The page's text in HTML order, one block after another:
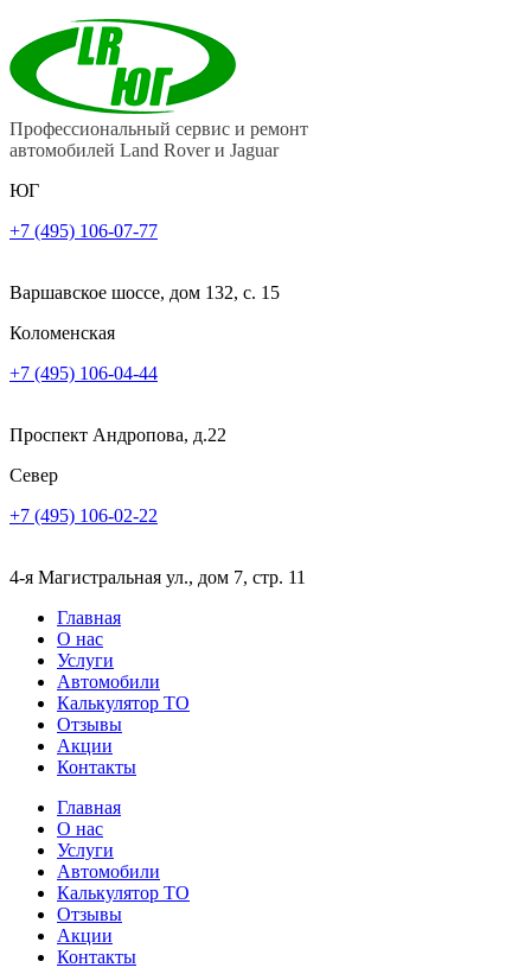
Профессиональный сервис и ремонт
автомобилей Land Rover и Jaguar
ЮГ
+7 (495) 106-07-77
Варшавское шоссе, дом 132, с. 15
Коломенская
+7 (495) 106-04-44
Проспект Андропова, д.22
Север
+7 (495) 106-02-22
4-я Магистральная ул., дом 7, стр. 11
Главная
О нас
Услуги
Автомобили
Калькулятор ТО
Отзывы
Акции
Контакты
Главная
О нас
Услуги
Автомобили
Калькулятор ТО
Отзывы
Акции
Контакты